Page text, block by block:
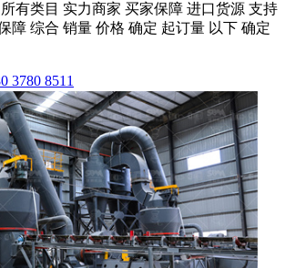
有类目 实力商家 买家保障 进口货源 支持
障 综合 销量 价格 确定 起订量 以下 确定
3780 8511